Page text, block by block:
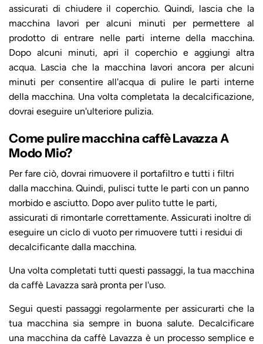
assicurati di chiudere il coperchio. Quindi, lascia che la
macchina lavori per alcuni minuti per permettere al
prodotto di entrare nelle parti interne della macchina.
Dopo alcuni minuti, apri il coperchio e aggiungi altra
acqua. Lascia che la macchina lavori ancora per alcuni
minuti per consentire all'acqua di pulire le parti interne
della macchina. Una volta completata la decalcificazione,
dovrai eseguire un'ulteriore pulizia.
Come pulire macchina caffè Lavazza A
Modo Mio?
Per fare ciò, dovrai rimuovere il portafiltro e tutti i filtri
dalla macchina. Quindi, pulisci tutte le parti con un panno
morbido e asciutto. Dopo aver pulito tutte le parti,
assicurati di rimontarle correttamente. Assicurati inoltre di
eseguire un ciclo di vuoto per rimuovere tutti i residui di
decalcificante dalla macchina.
Una volta completati tutti questi passaggi, la tua macchina
da caffè Lavazza sarà pronta per l'uso.
Segui questi passaggi regolarmente per assicurarti che la
tua macchina sia sempre in buona salute. Decalcificare
una macchina da caffè Lavazza è un processo semplice e